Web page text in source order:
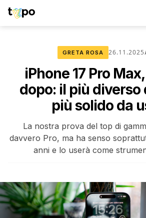
GRETA ROSA 26.11.2025
iPhone 17 Pro
dopo: il più diverso
più solido da
La nostra prova del top di
davvero Pro, ma ha senso
anni e lo userà come